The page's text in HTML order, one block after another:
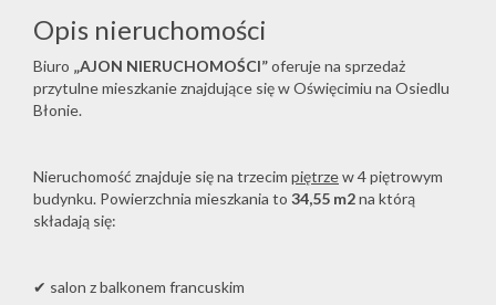
Opis nieruchomości
Biuro „AJON NIERUCHOMOŚCI”oferuje na sprzedaż
przytulne mieszkanie znajdujące się w Oświęcimiu na Osiedlu
Błonie.
Nieruchomość znajduje się na trzecim piętrzew 4 piętrowym
budynku. Powierzchnia mieszkania to 34,55 m2na którą
składają się:
✔ salon z balkonem francuskim